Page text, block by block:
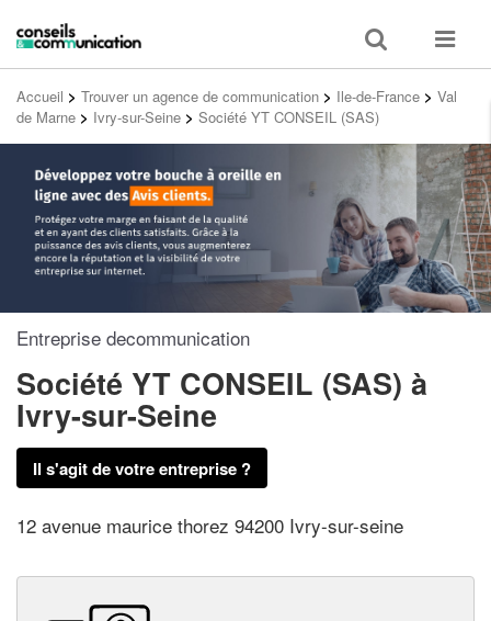
Toggle
search
Toggle
Accueil > Trouver un agence de communication > Ile-de-France > Val
de Marne > Ivry-sur-Seine > Société YT CONSEIL (SAS)
Entreprise decommunication
Société YT CONSEIL (SAS) à
Ivry-sur-Seine
Il s'agit de votre entreprise ?
12 avenue maurice thorez 94200 Ivry-sur-seine